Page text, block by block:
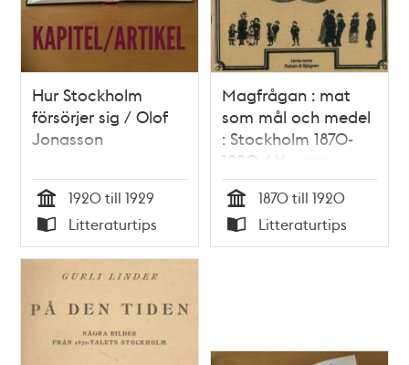
Hur Stockholm
försörjer sig / Olof
Jonasson
Tid
1920 till 1929
Typ
Litteraturtips
Magfrågan : mat
som mål och medel
: Stockholm 1870-
1920 / Yvonne
Hirdman
Tid
1870 till 1920
Typ
Litteraturtips